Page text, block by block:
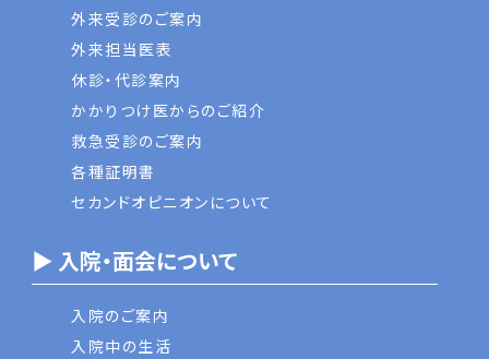
外来受診のご案内
外来担当医表
休診・代診案内
かかりつけ医からのご紹介
救急受診のご案内
各種証明書
セカンドオピニオンについて
▶ 入院・面会について
入院のご案内
入院中の生活